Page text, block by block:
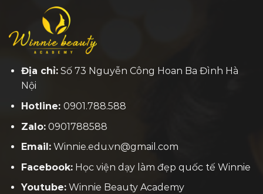
Địa chỉ:Số 73 Nguyễn Công Hoan Ba Đình Hà
Nội
Hotline: 0901.788.588
Zalo:0901788588
Email:Winnie.edu.vn@gmail.com
Facebook:Học viện dạy làm đẹp quốc tế Winnie
Youtube:Winnie Beauty Academy